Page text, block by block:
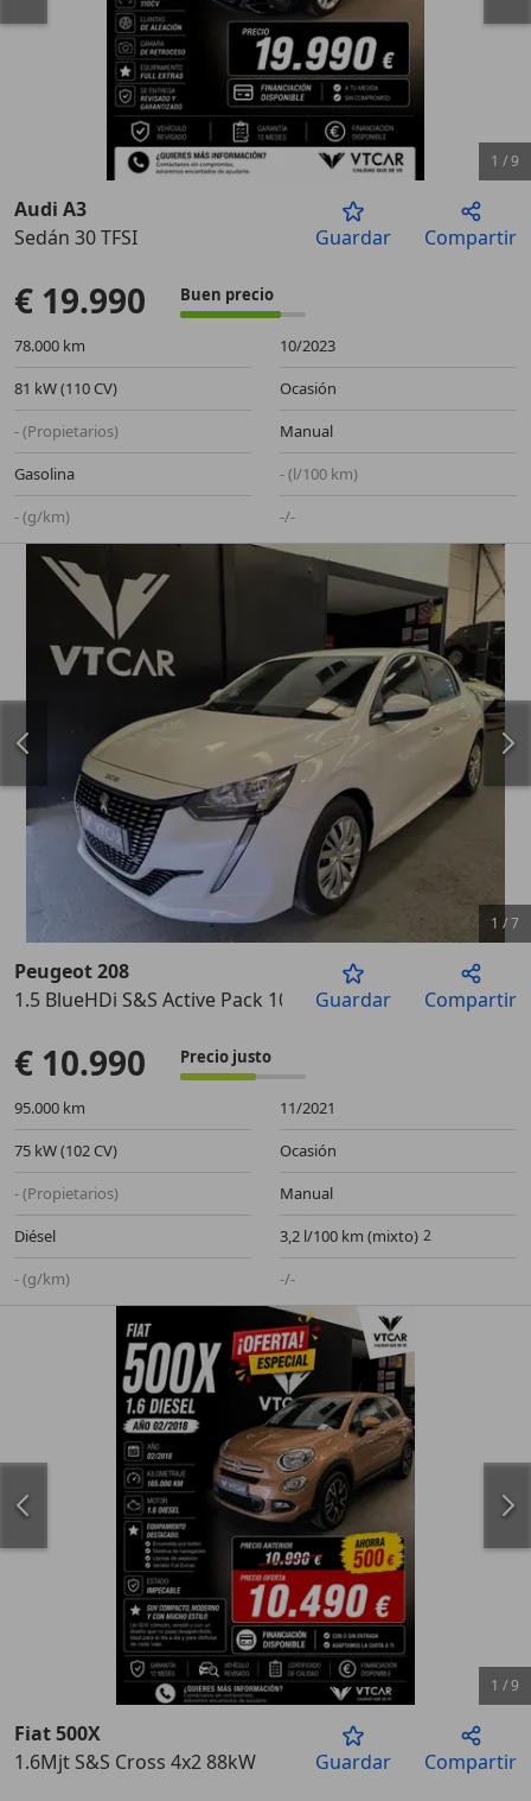
Anterior
1 /9
Audi A3
Sedán 30 TFSI
Guardar Compartir
€ 19.990 Buen precio
78.000 km
10/2023
81 kW (110 CV)
Ocasión
- (Propietarios)
Manual
Gasolina
- (l/100 km)
- (g/km)
-/-
Anterior
1 /7
Peugeot 208
1.5 BlueHDi S&S Active Pack 100
Guardar Compartir
€ 10.990 Precio justo
95.000 km
11/2021
75 kW (102 CV)
Ocasión
- (Propietarios)
Manual
Diésel
3,2 l/100 km (mixto)
- (g/km)
-/-
Anterior
1 /9
Fiat 500X
1.6Mjt S&S Cross 4x2 88kW
Guardar Compartir